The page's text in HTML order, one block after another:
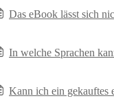
Das eBook lässt sich
In welche Sprachen
Kann ich ein gekauftes